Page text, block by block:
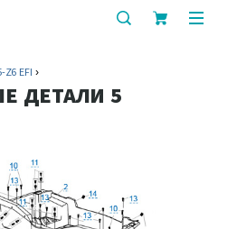
показать
Z6 EFI
ДЕТАЛИ 5